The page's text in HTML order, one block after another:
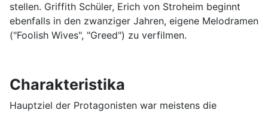
stellen. Griffith Schüler, Erich von Stroheim beginnt
ebenfalls in den zwanziger Jahren, eigene Melodramen
("Foolish Wives", "Greed") zu verfilmen.
Charakteristika
Hauptziel der Protagonisten war meistens die